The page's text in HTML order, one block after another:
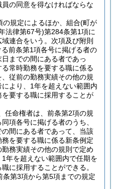
の同意を得なければならな
規定によるほか、組合(町が
法律第67号)第284条第1項に
連合をいう。次項及び附則
る前条第1項各号に掲げる者の
までの間にある者であっ
常時勤務を要する職に係る
従前の勤務実績その他の規
より、1年を超えない範囲内
要する職に採用することが
任命権者は、前条第2項の規
項各号に掲げる者のうち、
間にある者であって、当該
を要する職に係る新条例定
務実績その他の規則で定め
年を超えない範囲内で任期を
に採用することができる。
第3項から第5項までの規定